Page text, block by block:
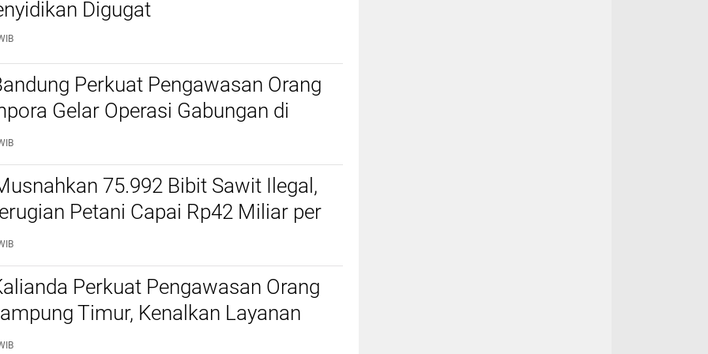
Digugat
Perkuat Pengawasan Orang
Gelar Operasi Gabungan di
dan Cimahi
75.992 Bibit Sawit Ilegal,
Petani Capai Rp42 Miliar per
Perkuat Pengawasan Orang
Timur, Kenalkan Layanan